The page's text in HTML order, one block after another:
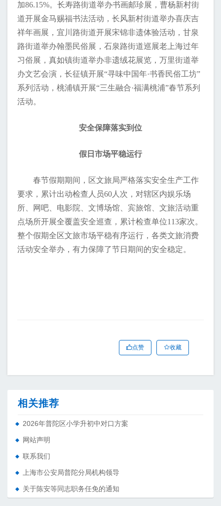
加86.15%。长寿路街道举办书画邮珍展，曹杨新村街
道开展金马赐福书法活动，长风新村街道举办喜庆吉
祥年画展，宜川路街道开展宋锦非遗体验活动，甘泉
路街道举办翰墨民俗展，石泉路街道巡展老上海过年
习俗展，真如镇街道举办非遗绒花展览，万里街道举
办文艺会演，长征镇开展“寻味中国年·书香民俗工坊”
系列活动，桃浦镇开展“三生融合·福满桃浦”春节系列
活动。
安全保障落实到位
假日市场平稳运行
春节假期期间，区文旅局严格落实安全生产工作
要求，累计出动检查人员60人次，对辖区内娱乐场
所、网吧、电影院、文博场馆、宾旅馆、文旅活动重
点场所开展全覆盖安全巡查，累计检查单位113家次。
整个假期全区文旅市场平稳有序运行，各类文旅消费
活动安全举办，有力保障了节日期间的安全稳定。
点赞 收藏
相关推荐
2026年普陀区小学升初中对口方案
网站声明
联系我们
上海市公安局普陀分局机构领导
关于陈安等同志职务任免的通知